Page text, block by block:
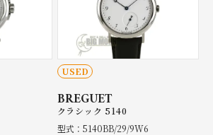
USED
BREGUET
クラシック 5140
型式：5140BB/29/9W6